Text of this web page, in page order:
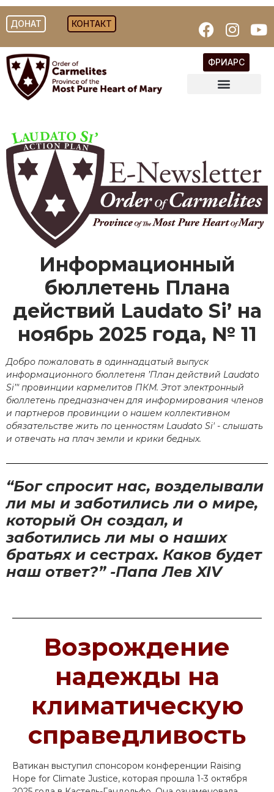
ДОНАТ КОНТАКТ
ФРИАРС
Информационный
бюллетень Плана
действий Laudato Si’ на
ноябрь 2025 года, № 11
Добро пожаловать в одиннадцатый выпуск
информационного бюллетеня ’План действий Laudato
Si’" провинции кармелитов ПКМ. Этот электронный
бюллетень предназначен для информирования членов
и партнеров провинции о нашем коллективном
обязательстве жить по ценностям Laudato Si' - слышать
и отвечать на плач земли и крики бедных.
“Бог спросит нас, возделывали
ли мы и заботились ли о мире,
который Он создал, и
заботились ли мы о наших
братьях и сестрах. Каков будет
наш ответ?” -Папа Лев XIV
Возрождение
надежды на
климатическую
справедливость
Ватикан выступил спонсором конференции Raising
Hope for Climate Justice, которая прошла 1-3 октября